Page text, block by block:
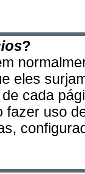
?
eles
cada
fazer uso